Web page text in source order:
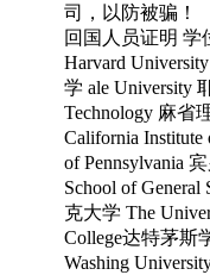
司，以防被骗！
回国人员证明 学
Harvard
学 ale University
Technology 麻省
California
of Pennsylvania
School of
克大学 The
College达特茅斯
Washing